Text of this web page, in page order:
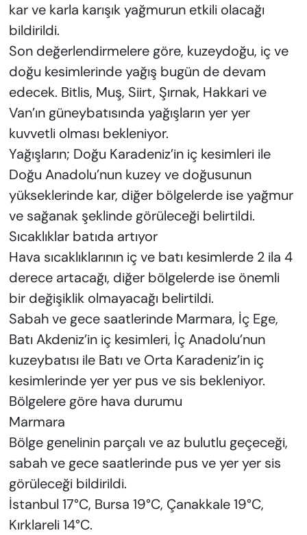
kar ve karla karışık yağmurun etkili olacağı
bildirildi.
Son değerlendirmelere göre, kuzeydoğu, iç ve
doğu kesimlerinde yağış bugün de devam
edecek. Bitlis, Muş, Siirt, Şırnak, Hakkari ve
Van’ın güneybatısında yağışların yer yer
kuvvetli olması bekleniyor.
Yağışların; Doğu Karadeniz’in iç kesimleri ile
Doğu Anadolu’nun kuzey ve doğusunun
yükseklerinde kar, diğer bölgelerde ise yağmur
ve sağanak şeklinde görüleceği belirtildi.
Sıcaklıklar batıda artıyor
Hava sıcaklıklarının iç ve batı kesimlerde 2 ila 4
derece artacağı, diğer bölgelerde ise önemli
bir değişiklik olmayacağı belirtildi.
Sabah ve gece saatlerinde Marmara, İç Ege,
Batı Akdeniz’in iç kesimleri, İç Anadolu’nun
kuzeybatısı ile Batı ve Orta Karadeniz’in iç
kesimlerinde yer yer pus ve sis bekleniyor.
Bölgelere göre hava durumu
Marmara
Bölge genelinin parçalı ve az bulutlu geçeceği,
sabah ve gece saatlerinde pus ve yer yer sis
görüleceği bildirildi.
İstanbul 17°C, Bursa 19°C, Çanakkale 19°C,
Kırklareli 14°C.